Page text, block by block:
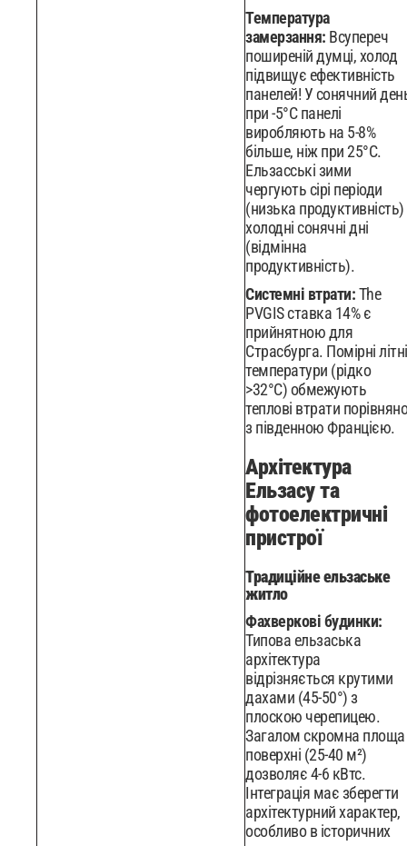
Температура
замерзання: Всупереч
поширеній думці, холод
підвищує ефективність
панелей! У сонячний
при -5°C панелі
виробляють на 5-8%
більше, ніж при 25°C.
Ельзасські зими
чергують сірі періоди
(низька продуктивність)
холодні сонячні дні
(відмінна
продуктивність).
Системні втрати:The
PVGIS ставка 14% є
прийнятною для
Страсбурга. Помірні літні
температури (рідко
>32°C) обмежують
теплові втрати порівняно
з південною Францією.
Архітектура
Ельзасу та
фотоелектричні
пристрої
Традиційне ельзаське
житло
Фахверкові будинки:
Типова ельзаська
архітектура
відрізняється крутими
дахами (45-50°) з
плоскою черепицею.
Загалом скромна площа
поверхні (25-40 м²)
дозволяє 4-6 кВтс.
Інтеграція має зберегти
архітектурний характер,
особливо в історичних